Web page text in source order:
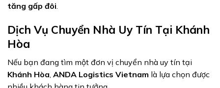
tăng gấp đôi.
Dịch Vụ Chuyển Nhà Uy Tín Tại Khánh
Hòa
Nếu bạn đang tìm một đơn vị chuyển nhà uy tín tại
Khánh Hòa, ANDA Logistics Vietnam là lựa chọn được